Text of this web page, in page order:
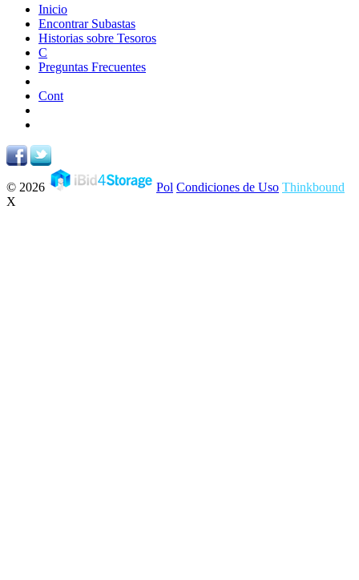
Inicio
Encontrar Subastas
Historias sobre Tesoros
C
Preguntas Frecuentes
Cont
© 2026 Pol Condiciones de Uso Thinkbound
X